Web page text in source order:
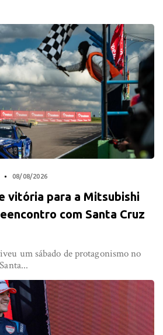
08/08/2026
vitória para a Mitsubishi
com Santa Cruz
um sábado de protagonismo no